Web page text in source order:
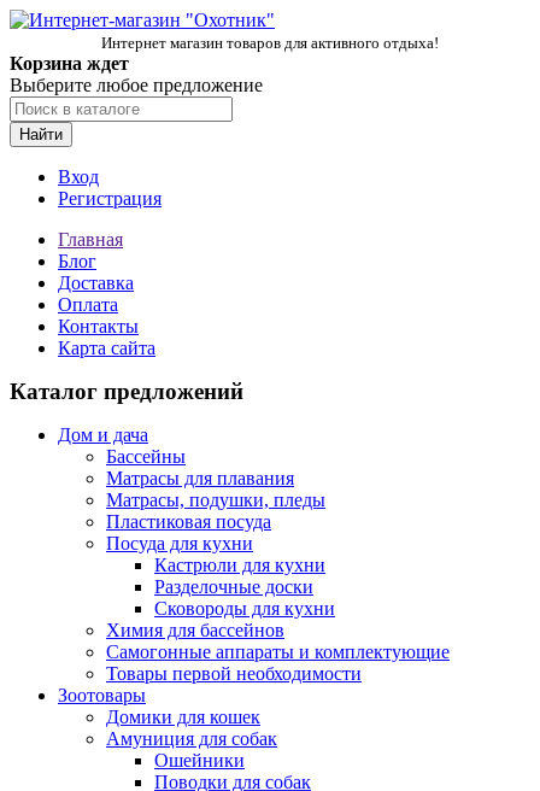
Интернет магазин товаров для активного отдыха!
Корзина ждет
Выберите любое предложение
Найти
Вход
Регистрация
Главная
Блог
Доставка
Оплата
Контакты
Карта сайта
Каталог предложений
Дом и дача
Бассейны
Матрасы для плавания
Матрасы, подушки, пледы
Пластиковая посуда
Посуда для кухни
Кастрюли для кухни
Разделочные доски
Сковороды для кухни
Химия для бассейнов
Самогонные аппараты и комплектующие
Товары первой необходимости
Зоотовары
Домики для кошек
Амуниция для собак
Ошейники
Поводки для собак